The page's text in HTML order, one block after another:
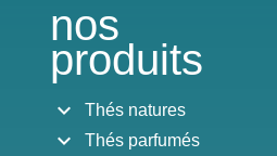
nos
produits
Thés natures
expand_more
Thés parfumés
expand_more